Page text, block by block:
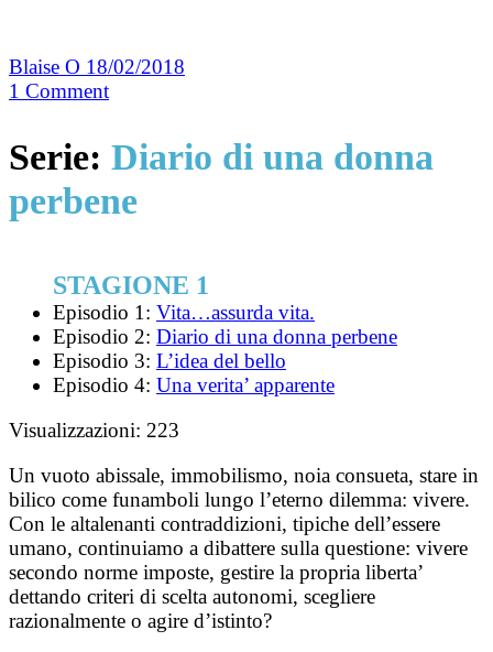
Blaise O 18/02/2018
1 Comment
Serie: Diario di una donna
perbene
STAGIONE 1
Episodio 1: Vita…assurda vita.
Episodio 2: Diario di una donna perbene
Episodio 3: L’idea del bello
Episodio 4: Una verita’ apparente
Visualizzazioni: 223
Un vuoto abissale, immobilismo, noia consueta, stare in
bilico come funamboli lungo l’eterno dilemma: vivere.
Con le altalenanti contraddizioni, tipiche dell’essere
umano, continuiamo a dibattere sulla questione: vivere
secondo norme imposte, gestire la propria liberta’
dettando criteri di scelta autonomi, scegliere
razionalmente o agire d’istinto?